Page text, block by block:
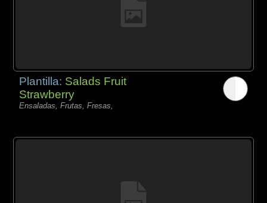
Plantilla: Salads Fruit
Strawberry
Ensaladas, Frutas, Fresas,